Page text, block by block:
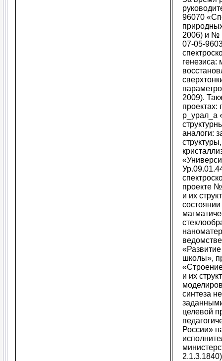
96070
2006) и №
07-05-
генезиса:
2009).
р_урал_а
аналоги:
проекте
и их
школы»,
и их
синтеза
целевой
России»